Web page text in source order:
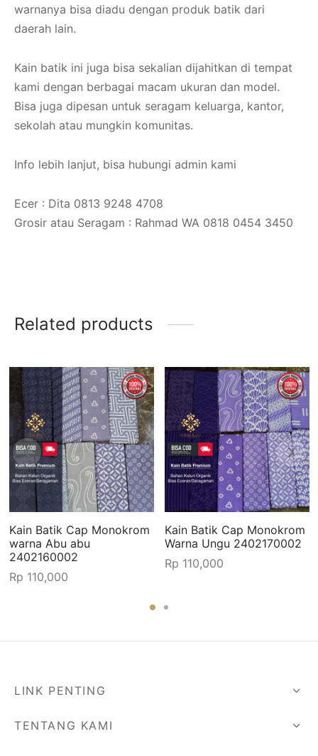
warnanya bisa diadu dengan produk batik dari
daerah lain.
Kain batik ini juga bisa sekalian dijahitkan di tempat
kami dengan berbagai macam ukuran dan model.
Bisa juga dipesan untuk seragam keluarga, kantor,
sekolah atau mungkin komunitas.
Info lebih lanjut, bisa hubungi admin kami
Ecer : Dita 0813 9248 4708
Grosir atau Seragam : Rahmad WA 0818 0454 3450
Related products
Kain Batik Cap Monokrom
warna Abu abu
2402160002
Rp 110,000
Kain Batik Cap Monokrom
Warna Ungu 2402170002
Rp 110,000
LINK PENTING
TENTANG KAMI